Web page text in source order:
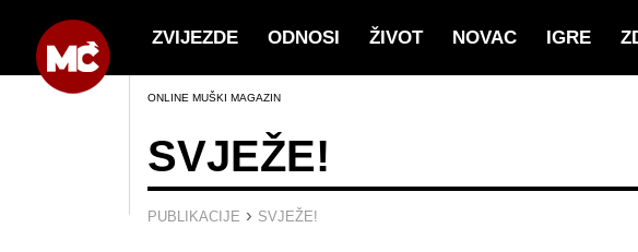
ZVIJEZDE ODNOSI ŽIVOT NOVAC IGRE
ONLINE MUŠKI MAGAZIN
SVJEŽE!
PUBLIKACIJE › SVJEŽE!